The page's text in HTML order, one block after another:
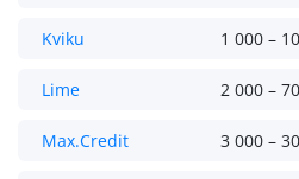
Kviku 1 000 –
Lime 2 000 –
Max.Credit 3 000 –